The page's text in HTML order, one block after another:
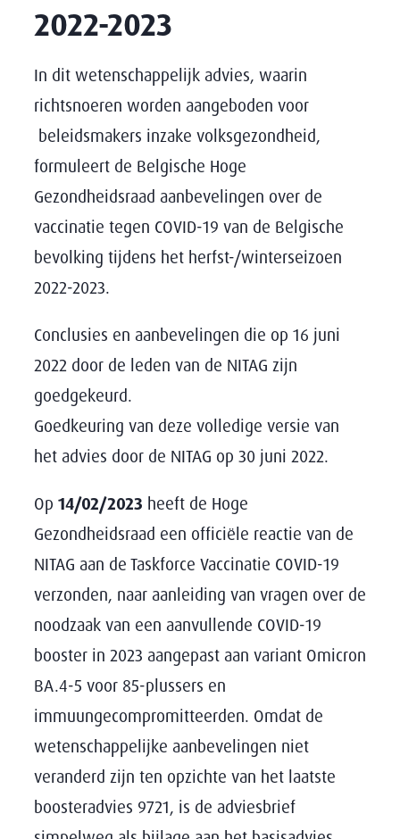
2022-2023
In dit wetenschappelijk advies, waarin
richtsnoeren worden aangeboden voor
beleidsmakers inzake volksgezondheid,
formuleert de Belgische Hoge
Gezondheidsraad aanbevelingen over de
vaccinatie tegen COVID-19 van de Belgische
bevolking tijdens het herfst-/winterseizoen
2022-2023.
Conclusies en aanbevelingen die op 16 juni
2022 door de leden van de NITAG zijn
goedgekeurd.
Goedkeuring van deze volledige versie van
het advies door de NITAG op 30 juni 2022.
Op 14/02/2023 heeft de Hoge
Gezondheidsraad een officiële reactie van de
NITAG aan de Taskforce Vaccinatie COVID-19
verzonden, naar aanleiding van vragen over de
noodzaak van een aanvullende COVID-19
booster in 2023 aangepast aan variant Omicron
BA.4-5 voor 85-plussers en
immuungecompromitteerden. Omdat de
wetenschappelijke aanbevelingen niet
veranderd zijn ten opzichte van het laatste
boosteradvies 9721, is de adviesbrief